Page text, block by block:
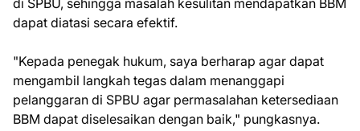
dapat diatasi secara efektif.
"Kepada penegak hukum, saya berharap agar dapat
mengambil langkah tegas dalam menanggapi
pelanggaran di SPBU agar permasalahan ketersediaan
BBM dapat diselesaikan dengan baik," pungkasnya.